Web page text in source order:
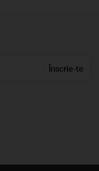
Înscrie-te